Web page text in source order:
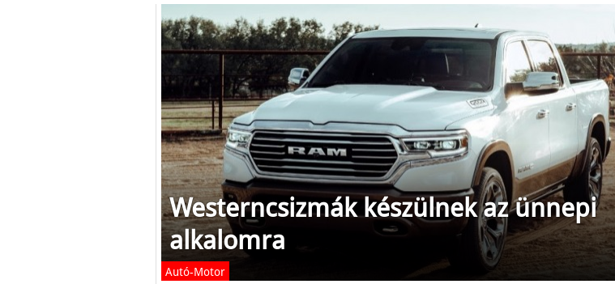
Westerncsizmák készülnek az ünnepi
alkalomra
Autó-Motor